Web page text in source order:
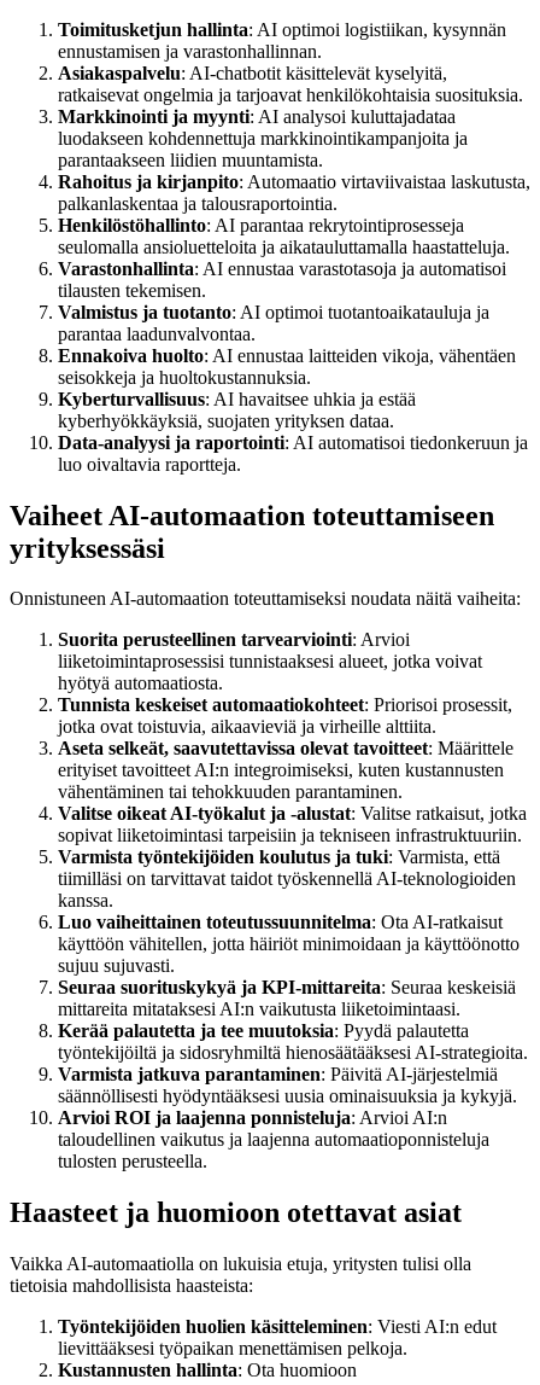
Toimitusketjun hallinta: AI optimoi logistiikan, kysynnän
ennustamisen ja varastonhallinnan.
Asiakaspalvelu: AI-chatbotit käsittelevät kyselyitä,
ratkaisevat ongelmia ja tarjoavat henkilökohtaisia suosituksia.
Markkinointi ja myynti: AI analysoi kuluttajadataa
luodakseen kohdennettuja markkinointikampanjoita ja
parantaakseen liidien muuntamista.
Rahoitus ja kirjanpito: Automaatio virtaviivaistaa laskutusta,
palkanlaskentaa ja talousraportointia.
Henkilöstöhallinto: AI parantaa rekrytointiprosesseja
seulomalla ansioluetteloita ja aikatauluttamalla haastatteluja.
Varastonhallinta: AI ennustaa varastotasoja ja automatisoi
tilausten tekemisen.
Valmistus ja tuotanto: AI optimoi tuotantoaikatauluja ja
parantaa laadunvalvontaa.
Ennakoiva huolto: AI ennustaa laitteiden vikoja, vähentäen
seisokkeja ja huoltokustannuksia.
Kyberturvallisuus: AI havaitsee uhkia ja estää
kyberhyökkäyksiä, suojaten yrityksen dataa.
Data-analyysi ja raportointi: AI automatisoi tiedonkeruun ja
luo oivaltavia raportteja.
Vaiheet AI-automaation toteuttamiseen
yrityksessäsi
Onnistuneen AI-automaation toteuttamiseksi noudata näitä vaiheita:
Suorita perusteellinen tarvearviointi: Arvioi
liiketoimintaprosessisi tunnistaaksesi alueet, jotka voivat
hyötyä automaatiosta.
Tunnista keskeiset automaatiokohteet: Priorisoi prosessit,
jotka ovat toistuvia, aikaavieviä ja virheille alttiita.
Aseta selkeät, saavutettavissa olevat tavoitteet: Määrittele
erityiset tavoitteet AI:n integroimiseksi, kuten kustannusten
vähentäminen tai tehokkuuden parantaminen.
Valitse oikeat AI-työkalut ja -alustat: Valitse ratkaisut, jotka
sopivat liiketoimintasi tarpeisiin ja tekniseen infrastruktuuriin.
Varmista työntekijöiden koulutus ja tuki: Varmista, että
tiimilläsi on tarvittavat taidot työskennellä AI-teknologioiden
kanssa.
Luo vaiheittainen toteutussuunnitelma: Ota AI-ratkaisut
käyttöön vähitellen, jotta häiriöt minimoidaan ja käyttöönotto
sujuu sujuvasti.
Seuraa suorituskykyä ja KPI-mittareita: Seuraa keskeisiä
mittareita mitataksesi AI:n vaikutusta liiketoimintaasi.
Kerää palautetta ja tee muutoksia: Pyydä palautetta
työntekijöiltä ja sidosryhmiltä hienosäätääksesi AI-strategioita.
Varmista jatkuva parantaminen: Päivitä AI-järjestelmiä
säännöllisesti hyödyntääksesi uusia ominaisuuksia ja kykyjä.
Arvioi ROI ja laajenna ponnisteluja: Arvioi AI:n
taloudellinen vaikutus ja laajenna automaatioponnisteluja
tulosten perusteella.
Haasteet ja huomioon otettavat asiat
Vaikka AI-automaatiolla on lukuisia etuja, yritysten tulisi olla
tietoisia mahdollisista haasteista:
Työntekijöiden huolien käsitteleminen: Viesti AI:n edut
lievittääksesi työpaikan menettämisen pelkoja.
Kustannusten hallinta: Ota huomioon